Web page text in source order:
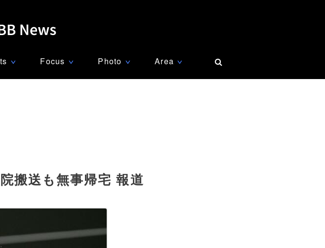
∨ Focus ∨ Photo ∨ Area ∨
搬送も無事帰宅 報道